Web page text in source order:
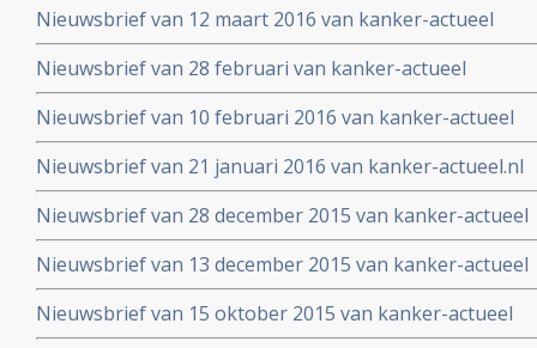
Nieuwsbrief van 12 maart 2016 van kanker-actueel
Nieuwsbrief van 28 februari van kanker-actueel
Nieuwsbrief van 10 februari 2016 van kanker-actueel
Nieuwsbrief van 21 januari 2016 van kanker-actueel.nl
Nieuwsbrief van 28 december 2015 van kanker-actueel
Nieuwsbrief van 13 december 2015 van kanker-actueel
Nieuwsbrief van 15 oktober 2015 van kanker-actueel